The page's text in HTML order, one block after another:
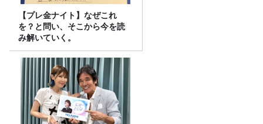
【プレ金ナイト】なぜこれ
を？と問い、そこから今を読
み解いていく。